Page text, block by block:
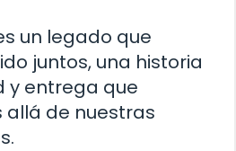
un legado que
juntos, una historia
y entrega que
de nuestras